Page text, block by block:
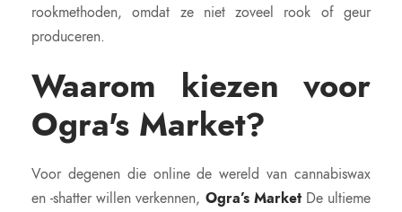
rookmethoden, omdat ze niet zoveel rook of geur
produceren.
Waarom kiezen voor
Ogra's Market?
Voor degenen die online de wereld van cannabiswax
en -shatter willen verkennen, Ogra’s MarketDe ultieme